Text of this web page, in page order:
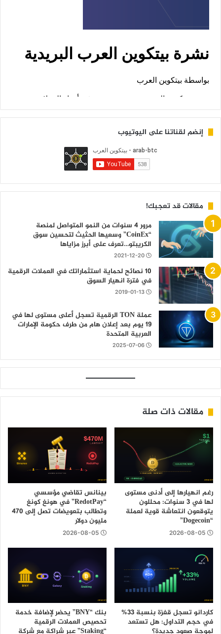
إنضم لقناتنا على اليوتيوب
مقالات قد تعجبك!
مرور 4 سنوات من النمو المتواصل لمنصة
“CoinEx” وسعيها الحثيث لتحسين سوق
الكريبتو…تعرف على أبرز مزاياها
2021-12-20
10 نصائح لحماية استثماراتك في العملات الرقمية
في فترة انهيار السوق
2019-01-13
عملة TON الرقمية تسجل أعلى مستوى لها في
19 يوم بعد إعلان هام من طرف حكومة الإمارات
العربية المتحدة
2025-07-06
مقالات ذات صلة
رغم انهيارها إلى أدنى مستوى
لها في 3 سنوات: محللون
يتوقعون انتعاشة قوية لعملة
“Dogecoin”
2026-08-05
بينانس تقاضي مؤسسي
“RedotPay” في هونغ كونغ
وتطالب بتعويضات تصل إلى 470
مليون دولار
2026-08-05
كاردانو تسجل قفزة بنسبة 33%
في حجم التداول: هل تستعد
لموجة صعود جديدة؟
بنك “BNY” يحضر لإضافة خدمة
تحصيص العملات الرقمية
“Staking” عبر شراكة مع شركة